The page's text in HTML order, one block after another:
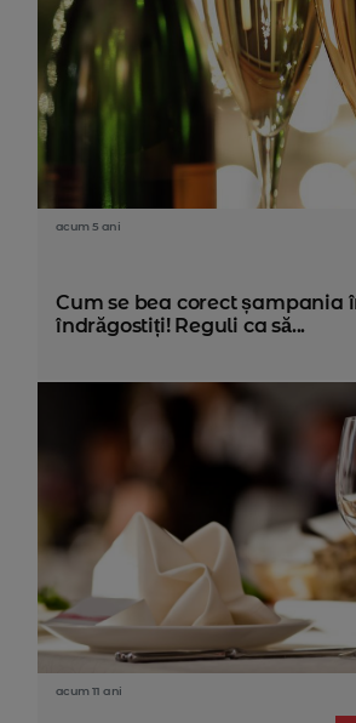
acum 5 ani
Cum se bea corect șampania
îndrăgostiți! Reguli ca să...
acum 11 ani